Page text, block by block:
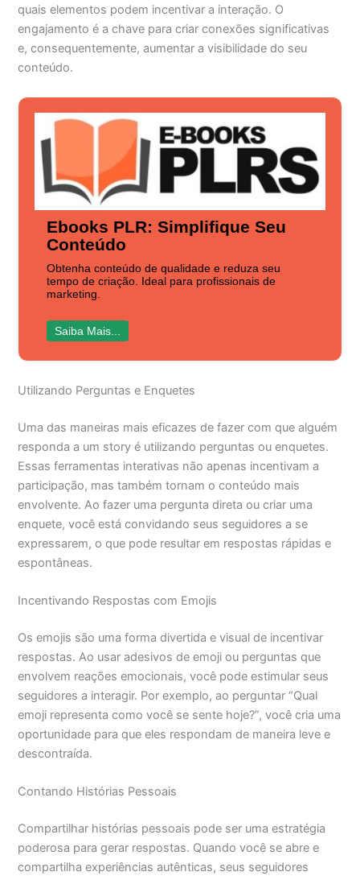
quais elementos podem incentivar a interação. O
engajamento é a chave para criar conexões significativas
e, consequentemente, aumentar a visibilidade do seu
conteúdo.
Ebooks PLR: Simplifique Seu
Conteúdo
Obtenha conteúdo de qualidade e reduza seu
tempo de criação. Ideal para profissionais de
marketing.
Saiba Mais...
Utilizando Perguntas e Enquetes
Uma das maneiras mais eficazes de fazer com que alguém
responda a um story é utilizando perguntas ou enquetes.
Essas ferramentas interativas não apenas incentivam a
participação, mas também tornam o conteúdo mais
envolvente. Ao fazer uma pergunta direta ou criar uma
enquete, você está convidando seus seguidores a se
expressarem, o que pode resultar em respostas rápidas e
espontâneas.
Incentivando Respostas com Emojis
Os emojis são uma forma divertida e visual de incentivar
respostas. Ao usar adesivos de emoji ou perguntas que
envolvem reações emocionais, você pode estimular seus
seguidores a interagir. Por exemplo, ao perguntar “Qual
emoji representa como você se sente hoje?”, você cria uma
oportunidade para que eles respondam de maneira leve e
descontraída.
Contando Histórias Pessoais
Compartilhar histórias pessoais pode ser uma estratégia
poderosa para gerar respostas. Quando você se abre e
compartilha experiências autênticas, seus seguidores